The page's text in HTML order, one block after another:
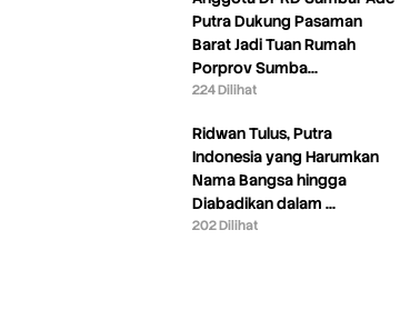
Putra Dukung Pasaman
Barat Jadi Tuan Rumah
Porprov Sumba…
224 Dilihat
Ridwan Tulus, Putra
Indonesia yang Harumkan
Nama Bangsa hingga
Diabadikan dalam …
202 Dilihat